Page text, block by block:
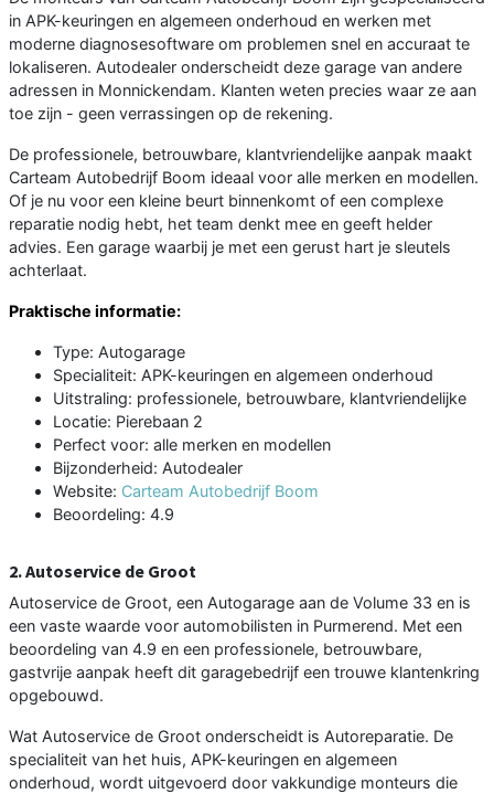
in APK-keuringen en algemeen onderhoud en werken met
moderne diagnosesoftware om problemen snel en accuraat te
lokaliseren. Autodealer onderscheidt deze garage van andere
adressen in Monnickendam. Klanten weten precies waar ze aan
toe zijn - geen verrassingen op de rekening.
De professionele, betrouwbare, klantvriendelijke aanpak maakt
Carteam Autobedrijf Boom ideaal voor alle merken en modellen.
Of je nu voor een kleine beurt binnenkomt of een complexe
reparatie nodig hebt, het team denkt mee en geeft helder
advies. Een garage waarbij je met een gerust hart je sleutels
achterlaat.
Praktische informatie:
Type: Autogarage
Specialiteit: APK-keuringen en algemeen onderhoud
Uitstraling: professionele, betrouwbare, klantvriendelijke
Locatie: Pierebaan 2
Perfect voor: alle merken en modellen
Bijzonderheid: Autodealer
Website: Carteam Autobedrijf Boom
Beoordeling: 4.9
2. Autoservice de Groot
Autoservice de Groot, een Autogarage aan de Volume 33 en is
een vaste waarde voor automobilisten in Purmerend. Met een
beoordeling van 4.9 en een professionele, betrouwbare,
gastvrije aanpak heeft dit garagebedrijf een trouwe klantenkring
opgebouwd.
Wat Autoservice de Groot onderscheidt is Autoreparatie. De
specialiteit van het huis, APK-keuringen en algemeen
onderhoud, wordt uitgevoerd door vakkundige monteurs die